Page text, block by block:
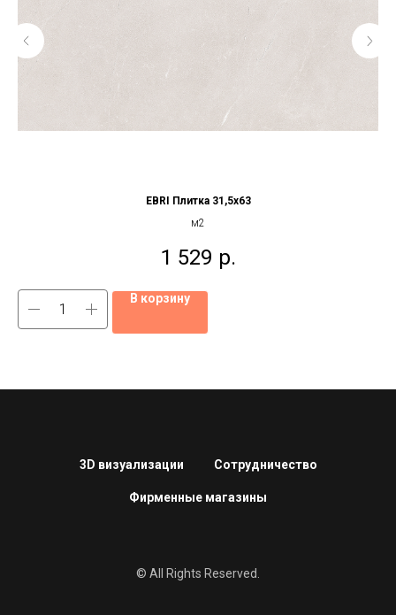
EBRI Плитка 31,5x63
м2
1 529 р.
В корзину
3D визуализации Сотрудничество
Фирменные магазины
© All Rights Reserved.